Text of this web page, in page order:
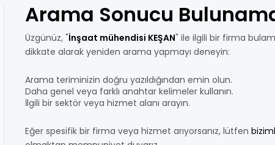
Arama Sonucu
Üzgünüz, "İnşaat mühendisi KEŞAN" ile ilgili bir firma
dikkate alarak yeniden arama yapmayı deneyin:
Arama teriminizin doğru yazıldığından emin olun.
Daha genel veya farklı anahtar kelimeler kullanın.
İlgili bir sektör veya hizmet alanı arayın.
Eğer spesifik bir firma veya hizmet arıyorsanız, lütfen